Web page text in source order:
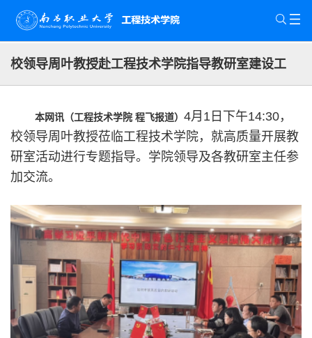
校领导周叶教授赴工程技术学院指导教研室建设工
本网讯（工程技术学院 程飞报道） 4月1日下午14:30，
校领导周叶教授莅临工程技术学院，就高质量开展教
研室活动进行专题指导。学院领导及各教研室主任参
加交流。